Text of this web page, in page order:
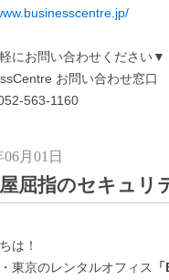
にお問い合わせください▼
お問い合わせ窓口
563-1160
06月01日
屈指のセキュリ
は！
東京のレンタルオフィス